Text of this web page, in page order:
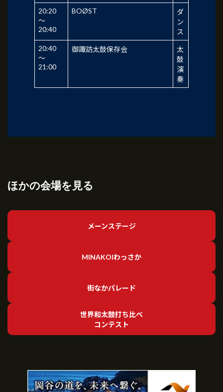
20:20
～
20:40
BOØST
ダ
ン
ス
20:40
～
21:00
御諏訪太鼓保存会
太
鼓
演
奏
ほかの会場を見る
メーンステージ
MINAKOIわっさか
街なかパレード
世界和太鼓打ち比べ
コンテスト